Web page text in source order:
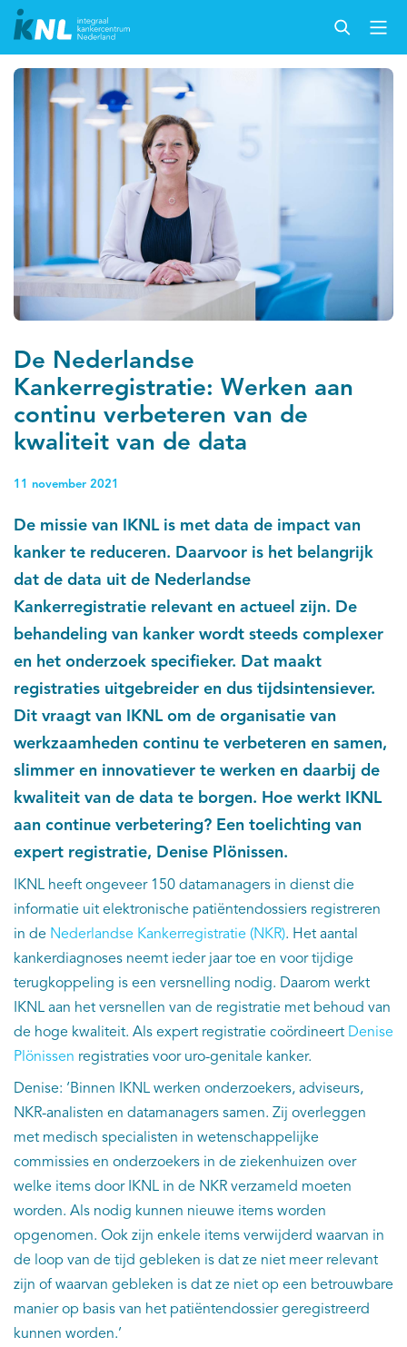
De Nederlandse
Kankerregistratie: Werken aan
continu verbeteren van de
kwaliteit van de data
11 november 2021
De missie van IKNL is met data de impact van
kanker te reduceren. Daarvoor is het belangrijk
dat de data uit de Nederlandse
Kankerregistratie relevant en actueel zijn. De
behandeling van kanker wordt steeds complexer
en het onderzoek specifieker. Dat maakt
registraties uitgebreider en dus tijdsintensiever.
Dit vraagt van IKNL om de organisatie van
werkzaamheden continu te verbeteren en samen,
slimmer en innovatiever te werken en daarbij de
kwaliteit van de data te borgen. Hoe werkt IKNL
aan continue verbetering? Een toelichting van
expert registratie, Denise Plönissen.
IKNL heeft ongeveer 150 datamanagers in dienst die
informatie uit elektronische patiëntendossiers registreren
in de Nederlandse Kankerregistratie (NKR). Het aantal
kankerdiagnoses neemt ieder jaar toe en voor tijdige
terugkoppeling is een versnelling nodig. Daarom werkt
IKNL aan het versnellen van de registratie met behoud van
de hoge kwaliteit. Als expert registratie coördineert Denise
Plönissen registraties voor uro-genitale kanker.
Denise: ‘Binnen IKNL werken onderzoekers, adviseurs,
NKR-analisten en datamanagers samen. Zij overleggen
met medisch specialisten in wetenschappelijke
commissies en onderzoekers in de ziekenhuizen over
welke items door IKNL in de NKR verzameld moeten
worden. Als nodig kunnen nieuwe items worden
opgenomen. Ook zijn enkele items verwijderd waarvan in
de loop van de tijd gebleken is dat ze niet meer relevant
zijn of waarvan gebleken is dat ze niet op een betrouwbare
manier op basis van het patiëntendossier geregistreerd
kunnen worden.’